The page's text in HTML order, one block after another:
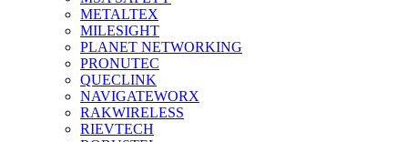
METALTEX
MILESIGHT
PLANET NETWORKING
PRONUTEC
QUECLINK
NAVIGATEWORX
RAKWIRELESS
RIEVTECH